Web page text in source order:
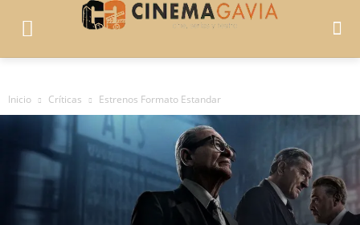
Inicio Críticas Estrenos Formato Estandar